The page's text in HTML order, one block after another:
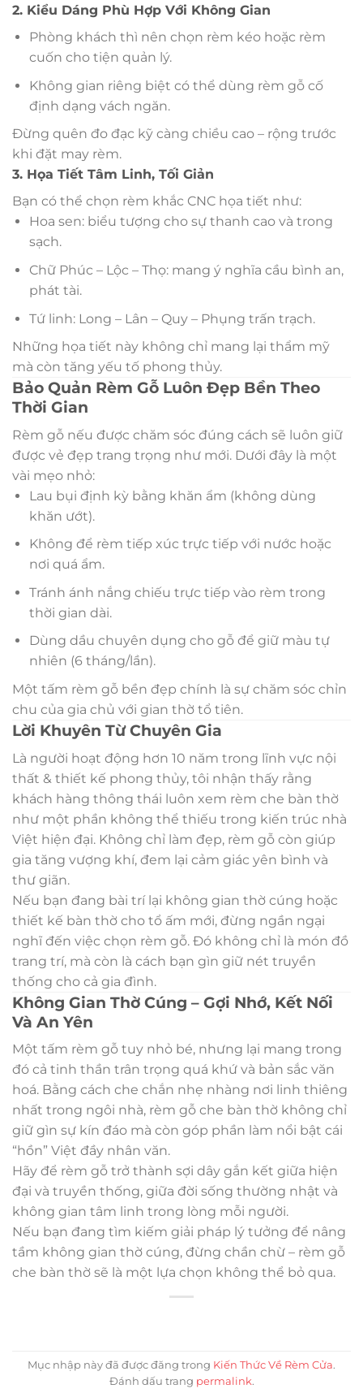
2. Kiểu Dáng Phù Hợp Với Không Gian
Phòng khách thì nên chọn rèm kéo hoặc rèm
cuốn cho tiện quản lý.
Không gian riêng biệt có thể dùng rèm gỗ cố
định dạng vách ngăn.
Đừng quên đo đạc kỹ càng chiều cao – rộng trước
khi đặt may rèm.
3. Họa Tiết Tâm Linh, Tối Giản
Bạn có thể chọn rèm khắc CNC họa tiết như:
Hoa sen: biểu tượng cho sự thanh cao và trong
sạch.
Chữ Phúc – Lộc – Thọ: mang ý nghĩa cầu bình an,
phát tài.
Tứ linh: Long – Lân – Quy – Phụng trấn trạch.
Những họa tiết này không chỉ mang lại thẩm mỹ
mà còn tăng yếu tố phong thủy.
Bảo Quản Rèm Gỗ Luôn Đẹp Bền Theo
Thời Gian
Rèm gỗ nếu được chăm sóc đúng cách sẽ luôn giữ
được vẻ đẹp trang trọng như mới. Dưới đây là một
vài mẹo nhỏ:
Lau bụi định kỳ bằng khăn ẩm (không dùng
khăn ướt).
Không để rèm tiếp xúc trực tiếp với nước hoặc
nơi quá ẩm.
Tránh ánh nắng chiếu trực tiếp vào rèm trong
thời gian dài.
Dùng dầu chuyên dụng cho gỗ để giữ màu tự
nhiên (6 tháng/lần).
Một tấm rèm gỗ bền đẹp chính là sự chăm sóc chỉn
chu của gia chủ với gian thờ tổ tiên.
Lời Khuyên Từ Chuyên Gia
Là người hoạt động hơn 10 năm trong lĩnh vực nội
thất & thiết kế phong thủy, tôi nhận thấy rằng
khách hàng thông thái luôn xem rèm che bàn thờ
như một phần không thể thiếu trong kiến trúc nhà
Việt hiện đại. Không chỉ làm đẹp, rèm gỗ còn giúp
gia tăng vượng khí, đem lại cảm giác yên bình và
thư giãn.
Nếu bạn đang bài trí lại không gian thờ cúng hoặc
thiết kế bàn thờ cho tổ ấm mới, đừng ngần ngại
nghĩ đến việc chọn rèm gỗ. Đó không chỉ là món đồ
trang trí, mà còn là cách bạn gìn giữ nét truyền
thống cho cả gia đình.
Không Gian Thờ Cúng – Gợi Nhớ, Kết Nối
Và An Yên
Một tấm rèm gỗ tuy nhỏ bé, nhưng lại mang trong
đó cả tinh thần trân trọng quá khứ và bản sắc văn
hoá. Bằng cách che chắn nhẹ nhàng nơi linh thiêng
nhất trong ngôi nhà, rèm gỗ che bàn thờ không chỉ
giữ gìn sự kín đáo mà còn góp phần làm nổi bật cái
“hồn” Việt đầy nhân văn.
Hãy để rèm gỗ trở thành sợi dây gắn kết giữa hiện
đại và truyền thống, giữa đời sống thường nhật và
không gian tâm linh trong lòng mỗi người.
Nếu bạn đang tìm kiếm giải pháp lý tưởng để nâng
tầm không gian thờ cúng, đừng chần chừ – rèm gỗ
che bàn thờ sẽ là một lựa chọn không thể bỏ qua.
Mục nhập này đã được đăng trong Kiến Thức Về Rèm Cửa.
Đánh dấu trang permalink.